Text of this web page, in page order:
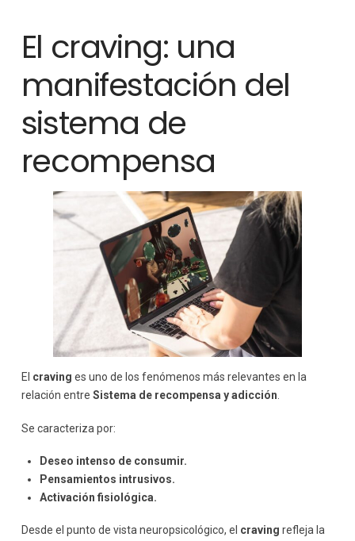
El craving: una
manifestación del
sistema de
recompensa
El craving es uno de los fenómenos más relevantes en la
relación entre Sistema de recompensa y adicción.
Se caracteriza por:
Deseo intenso de consumir.
Pensamientos intrusivos.
Activación fisiológica.
Desde el punto de vista neuropsicológico, el craving refleja la